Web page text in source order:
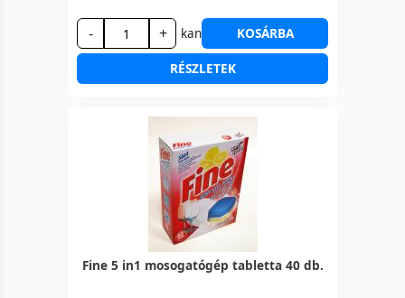
- + kan KOSÁRBA
RÉSZLETEK
Fine 5 in1 mosogatógép tabletta 40 db.